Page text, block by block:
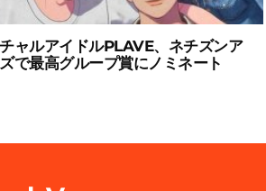
ャルアイドルPLAVE、ネチズンア
で最高グループ賞にノミネート